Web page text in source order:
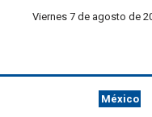
Viernes 7 de agosto de
México